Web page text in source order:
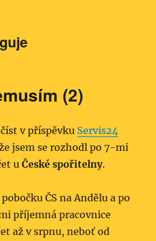
(2)
v příspěvku Servis24
jsem se rozhodl po 7-mi
uČeské spořitelny.
ČS na Andělu a po
příjemná pracovnice
až v srpnu, neboť od